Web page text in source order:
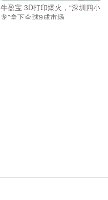
牛盈宝 3D打印爆火，“深圳四小
龙”拿下全球9成市场